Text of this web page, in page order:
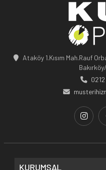
Ataköy 1.Kısım Mah.Rauf
KURUMSAL